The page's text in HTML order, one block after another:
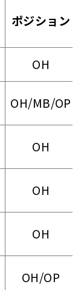
ポジション
OH
OH/MB/OP
OH
OH
OH
OH/OP